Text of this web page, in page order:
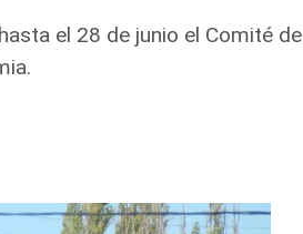
el 28 de junio el Comité de